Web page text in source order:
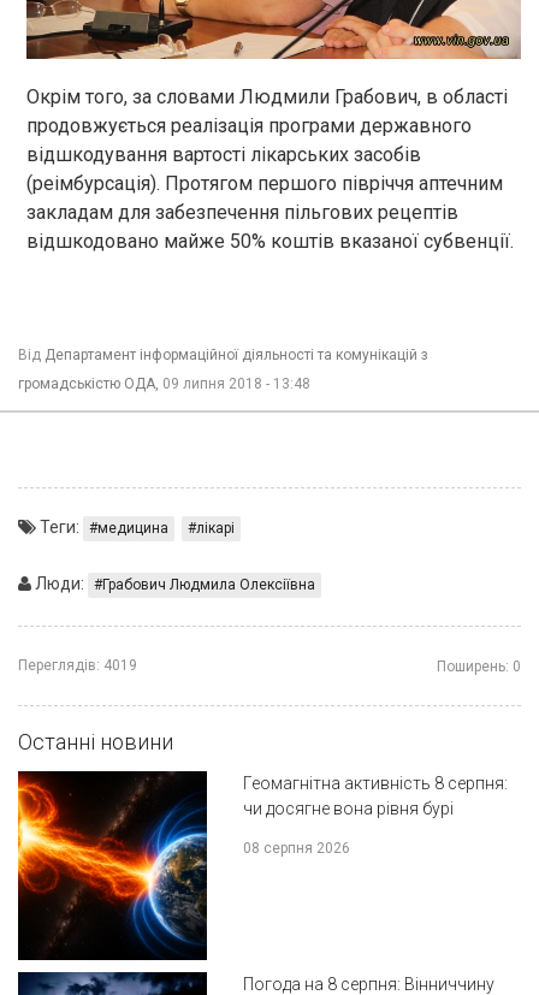
Окрім того, за словами Людмили Грабович, в області
продовжується реалізація програми державного
відшкодування вартості лікарських засобів
(реімбурсація). Протягом першого півріччя аптечним
закладам для забезпечення пільгових рецептів
відшкодовано майже 50% коштів вказаної субвенції.
Від Департамент інформаційної діяльності та комунікацій з
громадськістю ОДА, 09 липня 2018 - 13:48
Теги: медицина лікарі
Люди: Грабович Людмила Олексіївна
Переглядів: 4019 Поширень: 0
Останні новини
Геомагнітна активність 8 серпня:
чи досягне вона рівня бурі
08 серпня 2026
Погода на 8 серпня: Вінниччину